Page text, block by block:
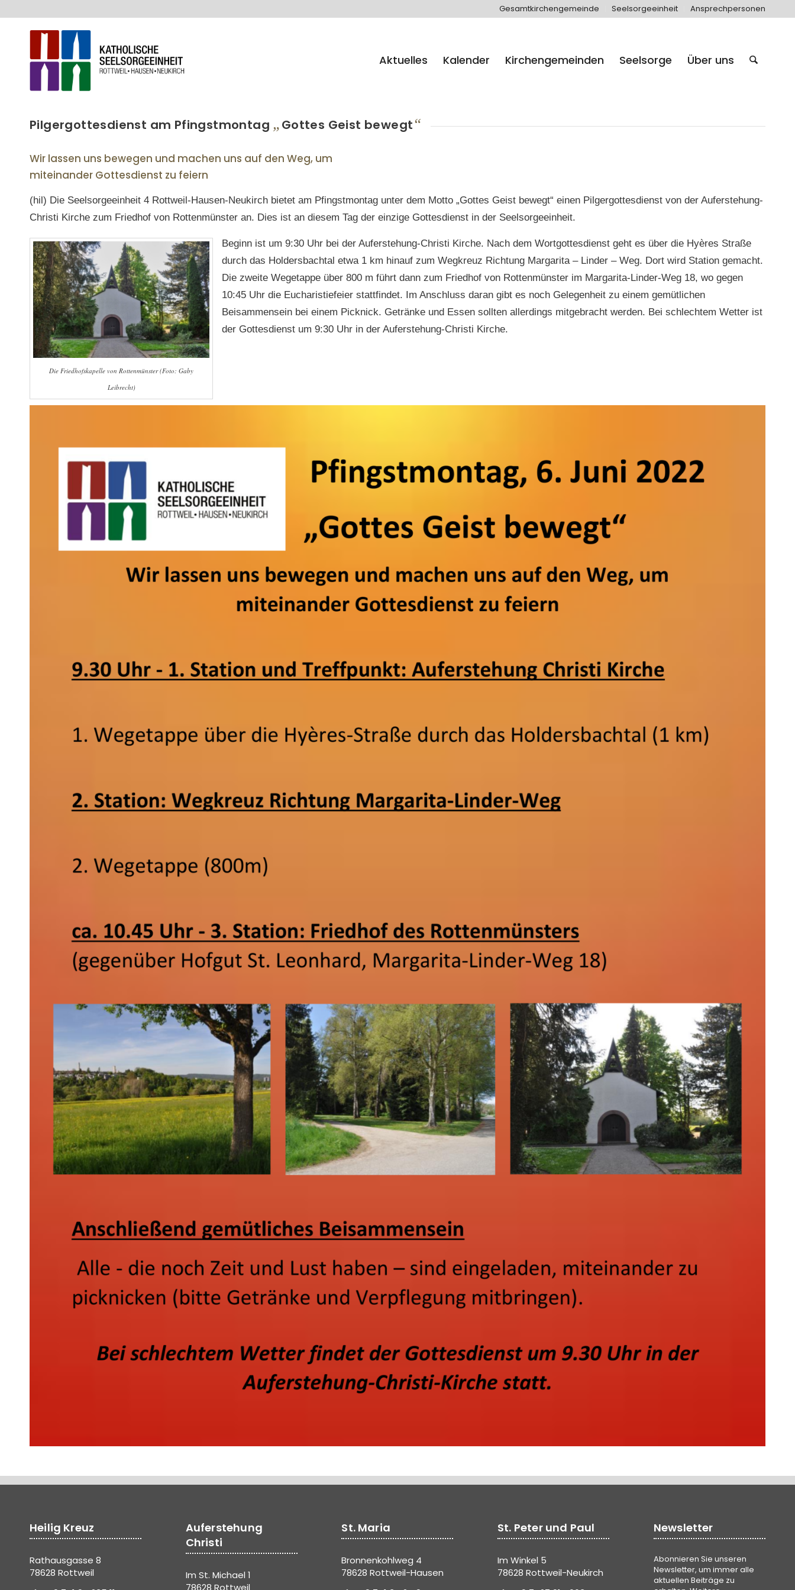
Gesamtkirchengemeinde Seelsorgeeinheit Ansprechpersonen
Aktuelles Kalender Kirchengemeinden Seelsorge Über uns
Pilgergottesdienst am Pfingstmontag „Gottes Geist bewegt“
Wir lassen uns bewegen und machen uns auf den Weg, um
miteinander Gottesdienst zu feiern
(hil) Die Seelsorgeeinheit 4 Rottweil-Hausen-Neukirch bietet am Pfingstmontag unter dem Motto „Gottes Geist bewegt“ einen Pilgergottesdienst von der Auferstehung-
Christi Kirche zum Friedhof von Rottenmünster an. Dies ist an diesem Tag der einzige Gottesdienst in der Seelsorgeeinheit.
Die Friedhofskapelle von Rottenmünster (Foto: Gaby
Leibrecht)
Beginn ist um 9:30 Uhr bei der Auferstehung-Christi Kirche. Nach dem Wortgottesdienst geht es über die Hyères Straße
durch das Holdersbachtal etwa 1 km hinauf zum Wegkreuz Richtung Margarita – Linder – Weg. Dort wird Station gemacht.
Die zweite Wegetappe über 800 m führt dann zum Friedhof von Rottenmünster im Margarita-Linder-Weg 18, wo gegen
10:45 Uhr die Eucharistiefeier stattfindet. Im Anschluss daran gibt es noch Gelegenheit zu einem gemütlichen
Beisammensein bei einem Picknick. Getränke und Essen sollten allerdings mitgebracht werden. Bei schlechtem Wetter ist
der Gottesdienst um 9:30 Uhr in der Auferstehung-Christi Kirche.
Heilig Kreuz
Rathausgasse 8
78628 Rottweil
Auferstehung
Christi
Im St. Michael 1
78628 Rottweil
St. Maria
Bronnenkohlweg 4
78628 Rottweil-Hausen
St. Peter und Paul
Im Winkel 5
78628 Rottweil-Neukirch
Newsletter
Abonnieren Sie unseren
Newsletter, um immer alle
aktuellen Beiträge zu